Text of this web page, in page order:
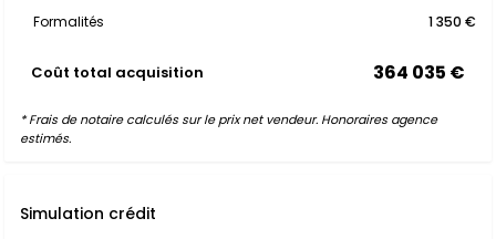
Formalités 1 350 €
Coût total acquisition 364 035 €
* Frais de notaire calculés sur le prix net vendeur. Honoraires agence
estimés.
Simulation crédit